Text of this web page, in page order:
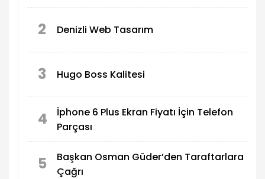
2 Denizli Web Tasarım
3 Hugo Boss Kalitesi
4
İphone 6 Plus Ekran Fiyatı İçin Telefon
Parçası
5
Başkan Osman Güder’den Taraftarlara
Çağrı